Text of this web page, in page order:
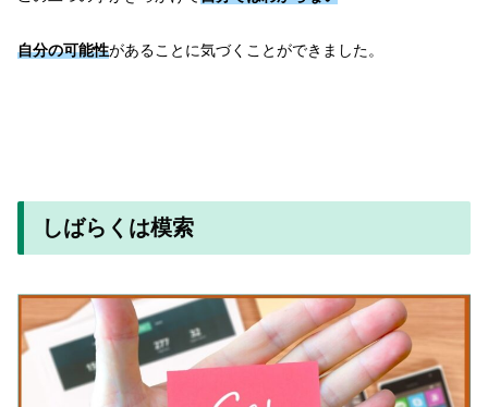
自分の可能性があることに気づくことができました。
しばらくは模索